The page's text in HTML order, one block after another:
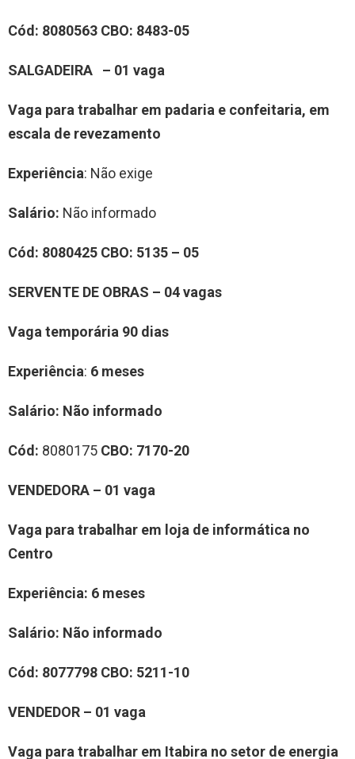
Cód: 8080563 CBO: 8483-05
SALGADEIRA – 01 vaga
Vaga para trabalhar em padaria e confeitaria, em
escala de revezamento
Experiência: Não exige
Salário: Não informado
Cód: 8080425 CBO: 5135 – 05
SERVENTE DE OBRAS – 04 vagas
Vaga temporária 90 dias
Experiência: 6 meses
Salário: Não informado
Cód: 8080175 CBO: 7170-20
VENDEDORA – 01 vaga
Vaga para trabalhar em loja de informática no
Centro
Experiência: 6 meses
Salário: Não informado
Cód: 8077798 CBO: 5211-10
VENDEDOR – 01 vaga
Vaga para trabalhar em Itabira no setor de energia